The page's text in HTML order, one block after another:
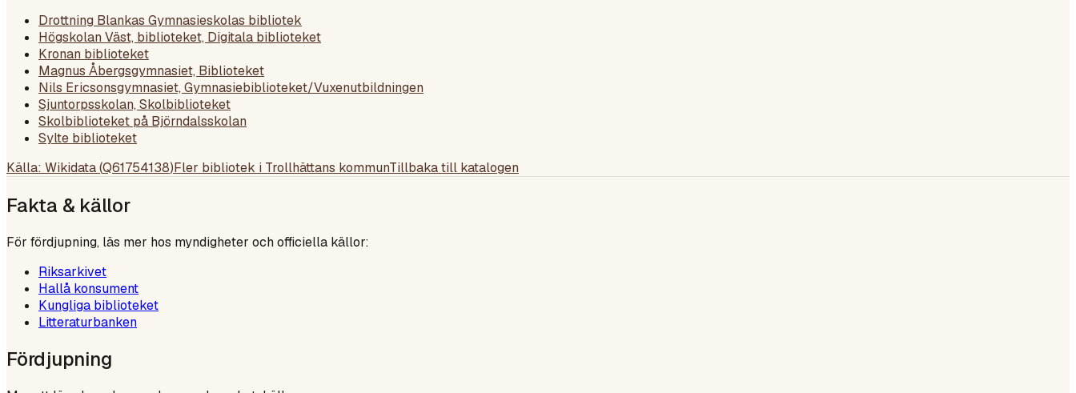
Drottning Blankas Gymnasieskolas bibliotek
Högskolan Väst, biblioteket, Digitala biblioteket
Kronan biblioteket
Magnus Åbergsgymnasiet, Biblioteket
Nils Ericsonsgymnasiet, Gymnasiebiblioteket/Vuxenutbildningen
Sjuntorpsskolan, Skolbiblioteket
Skolbiblioteket på Björndalsskolan
Sylte biblioteket
Källa: Wikidata (Q61754138)Fler bibliotek i Trollhättans kommunTillbaka till katalogen
Fakta & källor
För fördjupning, läs mer hos myndigheter och officiella källor:
Riksarkivet
Hallå konsument
Kungliga biblioteket
Litteraturbanken
Fördjupning